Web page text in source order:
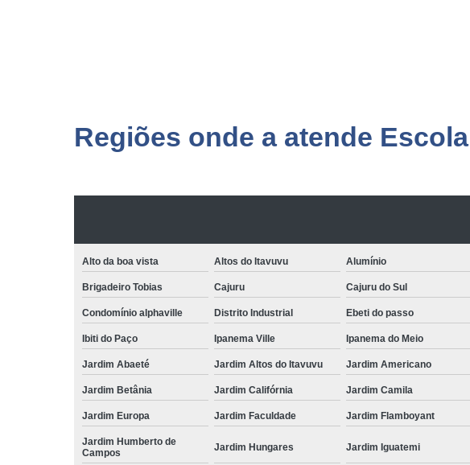
Regiões onde a atende
Alto da boa vista Altos do Itavuvu Alumínio
Brigadeiro Tobias Cajuru Cajuru do Sul
Condomínio alphaville Distrito Industrial Ebeti do passo
Ibiti do Paço Ipanema Ville Ipanema do Meio
Jardim Abaeté Jardim Altos do Itavuvu Jardim Americano
Jardim Betânia Jardim Califórnia Jardim Camila
Jardim Europa Jardim Faculdade Jardim Flamboyant
Jardim Humberto de
Campos
Jardim Hungares Jardim Iguatemi